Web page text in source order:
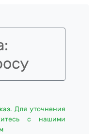
Для уточнения
с нашими